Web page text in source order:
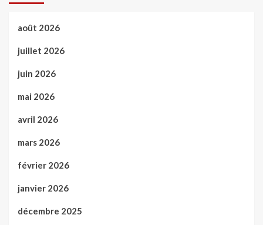
août 2026
juillet 2026
juin 2026
mai 2026
avril 2026
mars 2026
février 2026
janvier 2026
décembre 2025